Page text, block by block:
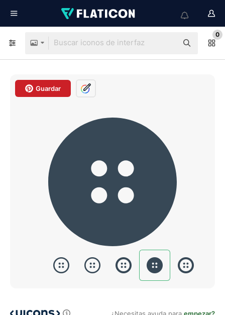
0
Guardar